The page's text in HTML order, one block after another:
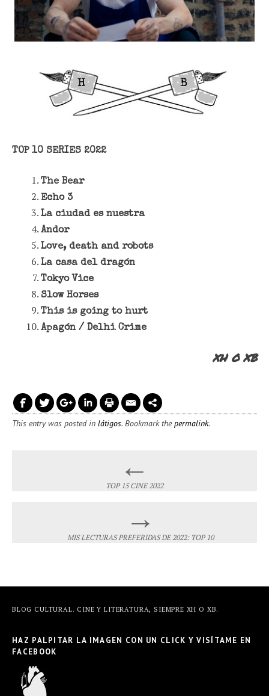
TOP 10 SERIES 2022
The Bear
Echo 3
La ciudad es nuestra
Andor
Love, death and robots
La casa del dragón
Tokyo Vice
Slow Horses
This is going to hurt
Apagón / Delhi Crime
XH O XB
This entry was posted in látigos. Bookmark thepermalink.
←
TOP 15 CINE 2022
→
MIS LECTURAS PREFERIDAS DE 2022: TOP 10
BLOG CULTURAL. CINE Y LITERATURA, SIEMPRE XH O XB.
HAZ PALPITAR LA IMAGEN CON UN CLICK Y VISÍTAME EN
FACEBOOK